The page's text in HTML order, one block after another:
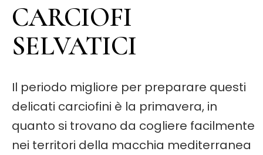
CARCIOFI
SELVATICI
Il periodo migliore per preparare questi
delicati carciofini è la primavera, in
quanto si trovano da cogliere facilmente
nei territori della macchia mediterranea